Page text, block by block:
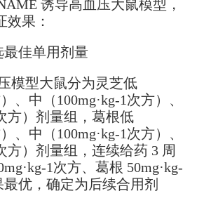
诱导高血压大鼠模型，
果：
佳单用剂量
模型大鼠分为灵芝低
、中（100mg·kg-1次方）、
方）剂量组，葛根低
、中（100mg·kg-1次方）、
方）剂量组，连续给药 3 周
1次方、葛根 50mg·kg-
优，确定为后续合用剂